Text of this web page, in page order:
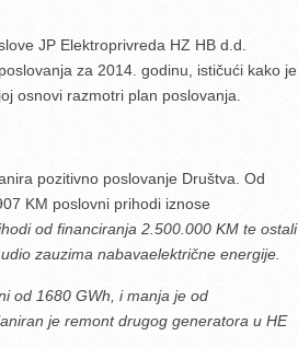
JP Elektroprivreda HZ HB d.d.
za 2014. godinu, ističući kako je
osnovi razmotri plan poslovanja.
pozitivno poslovanje Društva. Od
KM poslovni prihodi iznose
od financiranja 2.500.000 KM te ostali
zauzima nabavaelektrične energije.
od 1680 GWh, i manja je od
je remont drugog generatora u HE